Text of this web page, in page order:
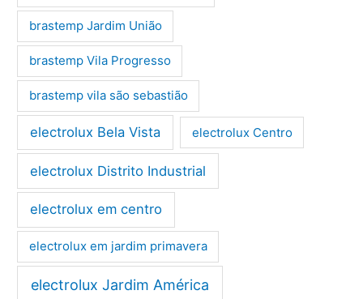
brastemp Jardim União
brastemp Vila Progresso
brastemp vila são sebastião
electrolux Bela Vista electrolux Centro
electrolux Distrito Industrial
electrolux em centro
electrolux em jardim primavera
electrolux Jardim América